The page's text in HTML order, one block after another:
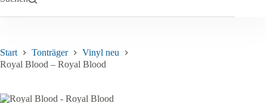
Start Tonträger
Vinyl neu
Royal Blood – Royal Blood